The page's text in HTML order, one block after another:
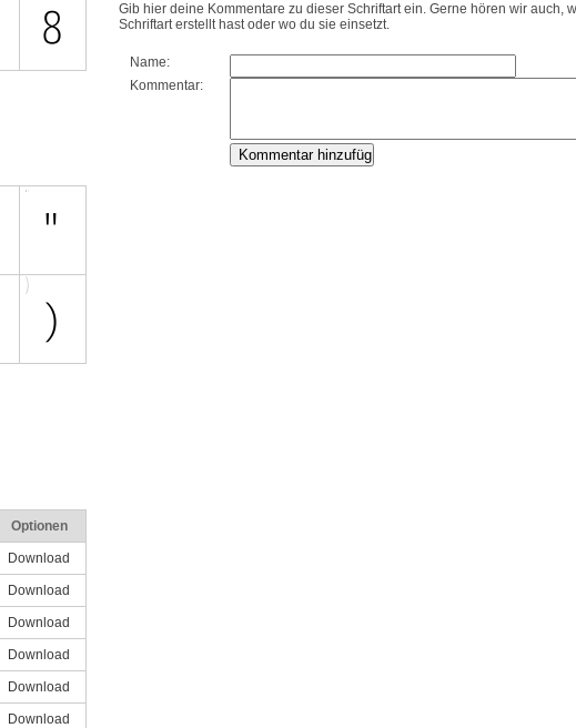
Optionen
Download
Download
Download
Download
Download
Download
Gib hier deine Kommentare zu dieser Schriftart ein. Gerne hören wir auch,
Schriftart erstellt hast oder wo du sie einsetzt.
Name:
Kommentar: